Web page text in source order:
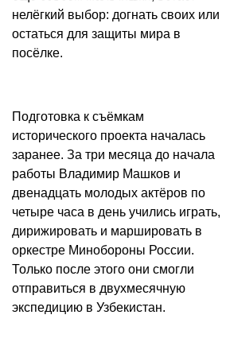
нелёгкий выбор: догнать своих или
остаться для защиты мира в
посёлке.
Подготовка к съёмкам
исторического проекта началась
заранее. За три месяца до начала
работы Владимир Машков и
двенадцать молодых актёров по
четыре часа в день учились играть,
дирижировать и маршировать в
оркестре Минобороны России.
Только после этого они смогли
отправиться в двухмесячную
экспедицию в Узбекистан.